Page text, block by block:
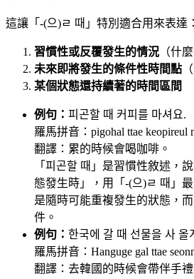
這讓「-(으)ㄹ 때」特別適合用來表達：
習慣性或反覆發生的情況 （什
未來即將發生的條件性時間點
某個狀態還持續著的時間區間
例句： 피곤할 때 커피를 마셔요.
羅馬拼音：pigohal ttae keopireul
翻譯：累的時候會喝咖啡。
「피곤할 때」是習慣性敘述，
態發生時」，用「-(으)ㄹ 때」
是隨時可能重複發生的狀態，
件。
例句： 한국에 갈 때 선물을 사 올
羅馬拼音：Hanguge gal ttae
翻譯：去韓國的時候會帶伴手禮